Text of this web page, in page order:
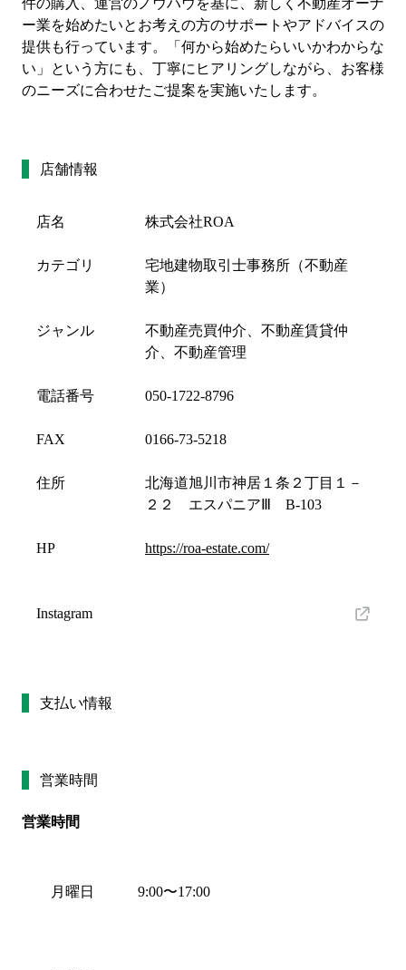
件の購入、運営のノウハウを基に、新しく不動産オーナ
ー業を始めたいとお考えの方のサポートやアドバイスの
提供も行っています。「何から始めたらいいかわからな
い」という方にも、丁寧にヒアリングしながら、お客様
のニーズに合わせたご提案を実施いたします。
店舗情報
店名 株式会社ROA
カテゴリ
宅地建物取引士事務所（不動産
業）
ジャンル
不動産売買仲介、不動産賃貸仲
介、不動産管理
電話番号 050-1722-8796
FAX 0166-73-5218
住所
北海道旭川市神居１条２丁目１－
２２ エスパニアⅢ B-103
HP https://roa-estate.com/
Instagram
支払い情報
営業時間
営業時間
月曜日 9:00〜17:00